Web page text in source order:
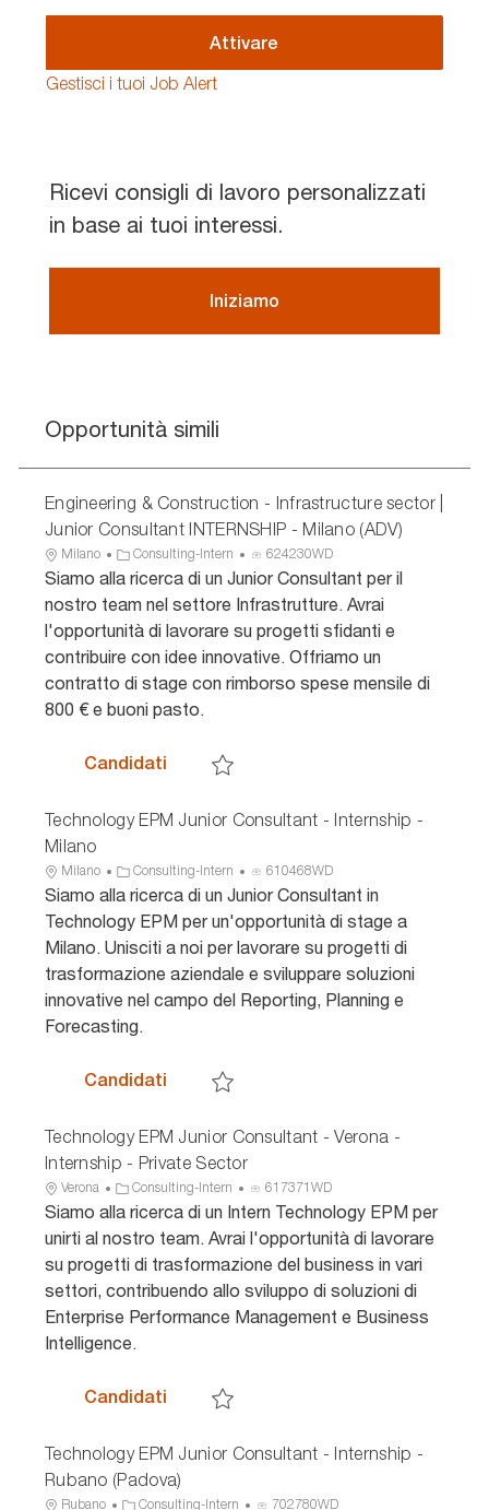
address
Attivare
Gestisci i tuoi Job Alert
Ricevi consigli di lavoro personalizzati
in base ai tuoi interessi.
Iniziamo
Opportunità simili
Engineering & Construction - Infrastructure sector |
Junior Consultant INTERNSHIP - Milano (ADV)
U
b
a
z
i
o
Milano
C
a
g
o
r
i
Consulting-Intern
D
a
n
u
n
624230WD
Siamo alla ricerca di un Junior Consultant per il
nostro team nel settore Infrastrutture. Avrai
l'opportunità di lavorare su progetti sfidanti e
contribuire con idee innovative. Offriamo un
contratto di stage con rimborso spese mensile di
800 € e buoni pasto.
CandidatiEngineering & Construction -
Technology EPM Junior Consultant - Internship -
Milano
U
b
i
a
z
i
o
Milano
C
a
e
g
o
r
i
Consulting-Intern
D
n
n
u
n
610468WD
Siamo alla ricerca di un Junior Consultant in
Technology EPM per un'opportunità di stage a
Milano. Unisciti a noi per lavorare su progetti di
trasformazione aziendale e sviluppare soluzioni
innovative nel campo del Reporting, Planning e
Forecasting.
CandidatiTechnology EPM Junior Consultant -
Technology EPM Junior Consultant - Verona -
Internship - Private Sector
U
b
a
z
o
Verona
C
a
g
o
r
i
Consulting-Intern
D
a
n
u
n
617371WD
Siamo alla ricerca di un Intern Technology EPM per
unirti al nostro team. Avrai l'opportunità di lavorare
su progetti di trasformazione del business in vari
settori, contribuendo allo sviluppo di soluzioni di
Enterprise Performance Management e Business
Intelligence.
CandidatiTechnology EPM Junior Consultant -
Technology EPM Junior Consultant - Internship -
Rubano (Padova)
U Rubano C Consulting-Intern 702780WD